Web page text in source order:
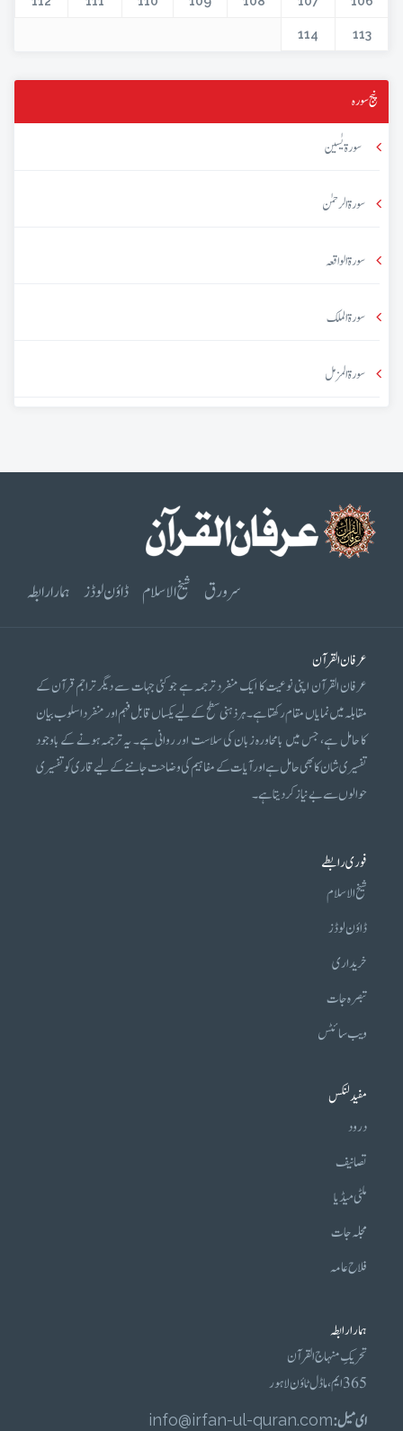
113
114
پنج سورہ
سورۃ یٰسین
سورۃ الرحمٰن
سورۃ الواقعہ
سورۃ الملک
سورۃ المزمل
سرورق شیخ الاسلام ڈاؤن لوڈز ہمارا رابطہ
عرفان القرآن
عرفان القرآن اپنی نوعیت کا ایک منفرد ترجمہ ہے جو کئی جہات سے دیگر تراجم قرآن کے
مقابلہ میں نمایاں مقام رکھتا ہے۔ ہر ذہنی سطح کے لیے یکساں قابل فہم اور منفرد اسلوب بیان
کا حامل ہے، جس میں بامحاورہ زبان کی سلاست اور روانی ہے۔ یہ ترجمہ ہونے کے باوجود
تفسیری شان کا بھی حامل ہے اور آیات کے مفاہیم کی وضاحت جاننے کے لیے قاری کو تفسیری
حوالوں سے بے نیاز کر دیتا ہے۔
فوری رابطے
شیخ الاسلام
ڈاؤن لوڈز
خریداری
تبصرہ جات
ویب سائٹس
مفید لنکس
درود
تصانیف
ملٹی میڈیا
مجلہ جات
فلاح عامہ
ہمارا رابطہ
تحریکِ منہاج القرآن
365 ایم، ماڈل ٹاؤن لاہور
ای میل :info@irfan-ul-quran.com